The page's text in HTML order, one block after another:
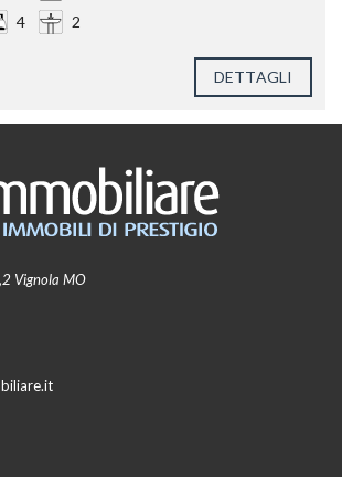
4 2
DETTAGLI
Vignola MO